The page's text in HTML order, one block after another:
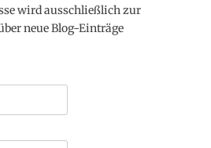
wird ausschließlich zur
neue Blog-Einträge